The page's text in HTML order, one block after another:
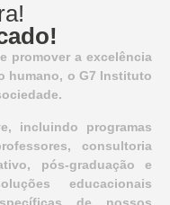
promover a excelência
humano, o G7 Instituto
incluindo programas
consultoria
pós-graduação e
educacionais
de nossos